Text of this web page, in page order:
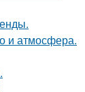
и атмосфера.